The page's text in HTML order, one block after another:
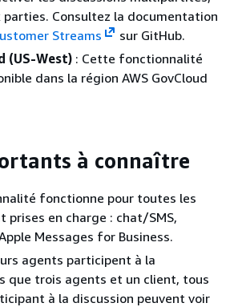
parties. Consultez la documentation
Streams
sur GitHub.
(US-West) : Cette fonctionnalité
dans la région AWS GovCloud
à connaître
fonctionne pour toutes les
prises en charge : chat/SMS,
Messages for Business.
agents participent à la
que trois agents et un client, tous
à la discussion peuvent voir